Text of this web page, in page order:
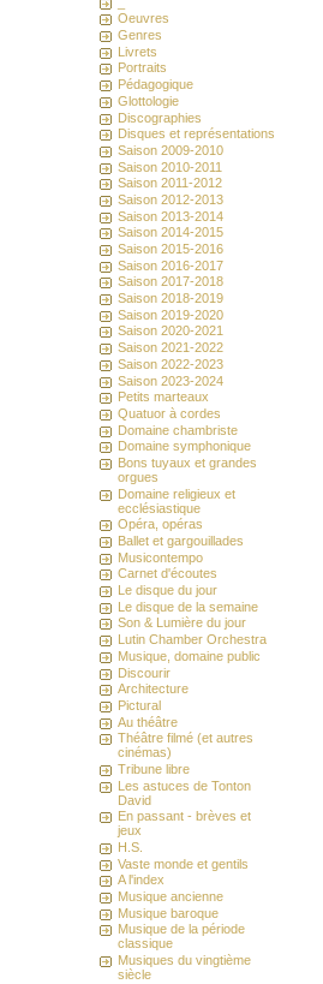
Oeuvres
Genres
Livrets
Portraits
Pédagogique
Glottologie
Discographies
Disques et représentations
Saison 2009-2010
Saison 2010-2011
Saison 2011-2012
Saison 2012-2013
Saison 2013-2014
Saison 2014-2015
Saison 2015-2016
Saison 2016-2017
Saison 2017-2018
Saison 2018-2019
Saison 2019-2020
Saison 2020-2021
Saison 2021-2022
Saison 2022-2023
Saison 2023-2024
Petits marteaux
Quatuor à cordes
Domaine chambriste
Domaine symphonique
Bons tuyaux et grandes
orgues
Domaine religieux et
ecclésiastique
Opéra, opéras
Ballet et gargouillades
Musicontempo
Carnet d'écoutes
Le disque du jour
Le disque de la semaine
Son & Lumière du jour
Lutin Chamber Orchestra
Musique, domaine public
Discourir
Architecture
Pictural
Au théâtre
Théâtre filmé (et autres
cinémas)
Tribune libre
Les astuces de Tonton
David
En passant - brèves et
jeux
H.S.
Vaste monde et gentils
A l'index
Musique ancienne
Musique baroque
Musique de la période
classique
Musiques du vingtième
siècle